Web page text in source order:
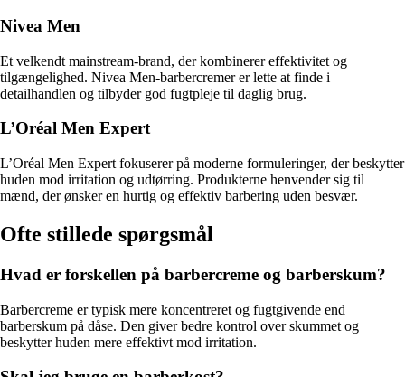
Nivea Men
Et velkendt mainstream-brand, der kombinerer effektivitet og
tilgængelighed. Nivea Men-barbercremer er lette at finde i
detailhandlen og tilbyder god fugtpleje til daglig brug.
L’Oréal Men Expert
L’Oréal Men Expert fokuserer på moderne formuleringer, der beskytter
huden mod irritation og udtørring. Produkterne henvender sig til
mænd, der ønsker en hurtig og effektiv barbering uden besvær.
Ofte stillede spørgsmål
Hvad er forskellen på barbercreme og barberskum?
Barbercreme er typisk mere koncentreret og fugtgivende end
barberskum på dåse. Den giver bedre kontrol over skummet og
beskytter huden mere effektivt mod irritation.